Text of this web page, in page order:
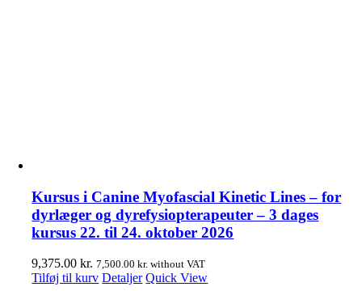
Kursus i Canine Myofascial Kinetic Lines – for
dyrlæger og dyrefysiopterapeuter – 3 dages
kursus 22. til 24. oktober 2026
9,375.00kr. 7,500.00kr. without VAT
Tilføj til kurv Detaljer Quick View